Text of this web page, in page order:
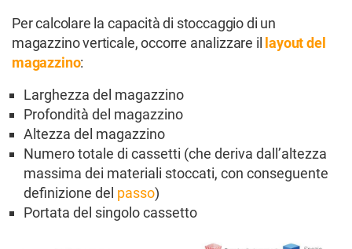
Per calcolare la capacità di stoccaggio di un
magazzino verticale, occorre analizzare il
layout del
magazzino:
Larghezza del magazzino
Profondità del magazzino
Altezza del magazzino
Numero totale di cassetti (che deriva dall’altezza
massima dei materiali stoccati, con conseguente
definizione del passo)
Portata del singolo cassetto